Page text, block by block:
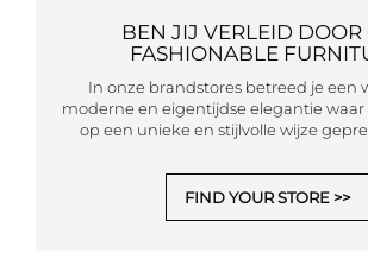
BEN JIJ VERLEID DOOR
FASHIONABLE
In onze brandstores betreed je een
moderne en eigentijdse elegantie
op een unieke en stijlvolle wijze
FIND YOUR STORE